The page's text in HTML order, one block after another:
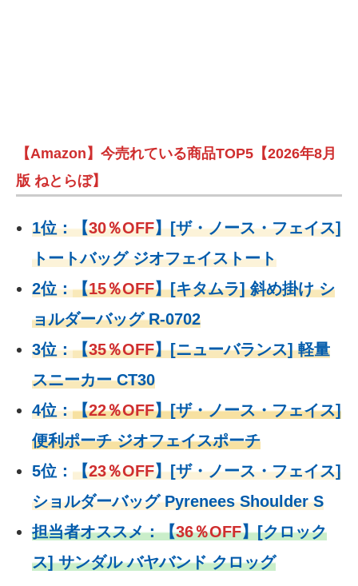
【Amazon】今売れている商品TOP5【2026年8月
版 ねとらぼ】
1位：【30％OFF】[ザ・ノース・フェイス]
トートバッグ ジオフェイストート
2位：【15％OFF】[キタムラ] 斜め掛け シ
ョルダーバッグ R-0702
3位：【35％OFF】[ニューバランス] 軽量
スニーカー CT30
4位：【22％OFF】[ザ・ノース・フェイス]
便利ポーチ ジオフェイスポーチ
5位： 【23％OFF】[ザ・ノース・フェイス]
ショルダーバッグ Pyrenees Shoulder S
担当者オススメ：【36％OFF】[クロック
ス] サンダル バヤバンド クロッグ